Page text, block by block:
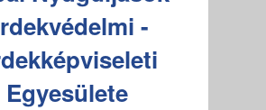
-
Egyesülete